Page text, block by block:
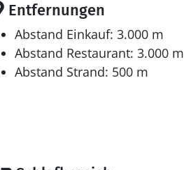
Entfernungen
Abstand Einkauf: 3.000 m
Abstand Restaurant: 3.000 m
Abstand Strand: 500 m